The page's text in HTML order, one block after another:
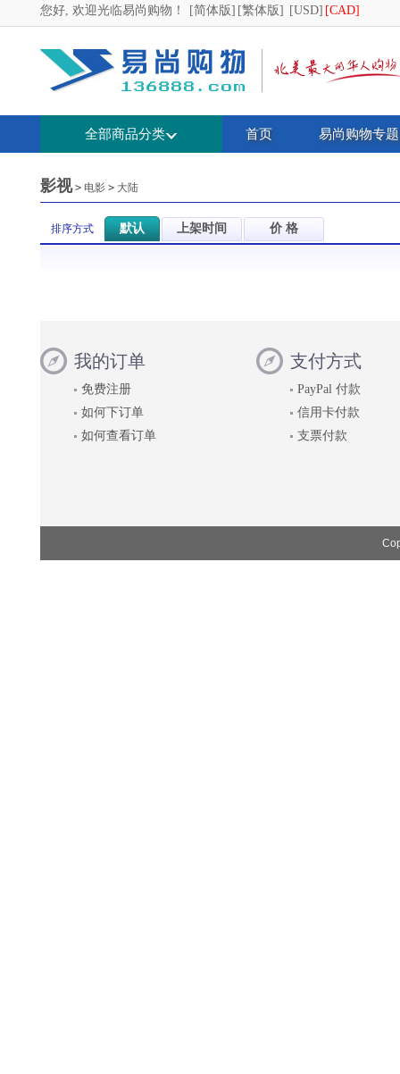
您好, 欢迎光临易尚购物！ [简体版] [繁体版] [USD] [CAD]
全部商品分类 首页 易尚购物专题
影视 > 电影 > 大陆
排序方式 默认 上架时间 价 格
我的订单
免费注册
如何下订单
如何查看订单
支付方式
PayPal 付款
信用卡付款
支票付款